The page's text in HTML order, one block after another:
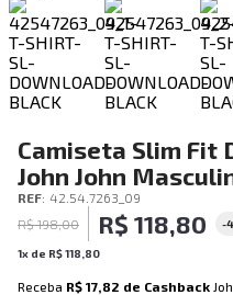
Camiseta Slim Fit
John John
REF: 42.54.7263_09
R$ 198,00 R$ 118,80 -
1x de R$118 80
Receba R$ 17,82 de Cashback